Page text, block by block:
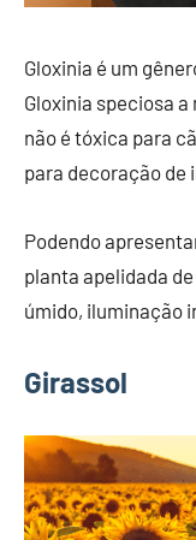
Gloxinia é um
Gloxinia speciosa
não é tóxica para
para decoração de
Podendo
planta apelidada
úmido, iluminação
Girassol